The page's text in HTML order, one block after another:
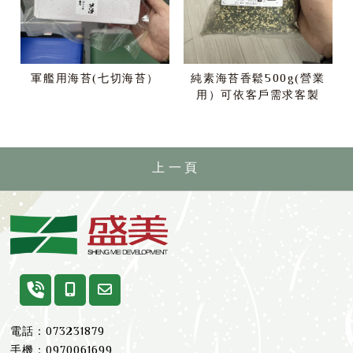
軍艦用海苔(七切海苔）
純素海苔香鬆500g(營業
用）可依客戶需求客製
上一頁
073231879